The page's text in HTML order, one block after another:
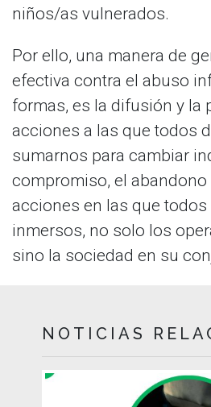
niños/as vulnerados.
Por ello, una manera de
efectiva contra el abuso
formas, es la difusión y la
acciones a las que todos
sumarnos para cambiar
compromiso, el
acciones en las que
inmersos, no solo los
sino la sociedad en su
NOTICIAS